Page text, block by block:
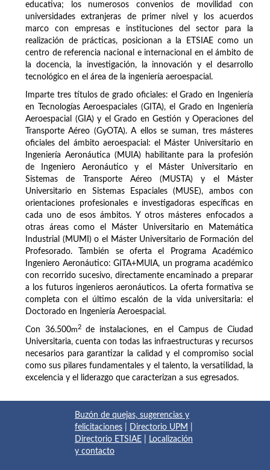
educativa; los numerosos convenios de movilidad con
universidades extranjeras de primer nivel y los acuerdos
marco con empresas e instituciones del sector para la
realización de prácticas, posicionan a la ETSIAE como un
centro de referencia nacional e internacional en el ámbito de
la docencia, la investigación, la innovación y el desarrollo
tecnológico en el área de la ingeniería aeroespacial.
Imparte tres títulos de grado oficiales: el Grado en Ingeniería
en Tecnologías Aeroespaciales (GITA), el Grado en Ingeniería
Aeroespacial (GIA) y el Grado en Gestión y Operaciones del
Transporte Aéreo (GyOTA). A ellos se suman, tres másteres
oficiales del ámbito aeroespacial: el Máster Universitario en
Ingeniería Aeronáutica (MUIA) habilitante para la profesión
de Ingeniero Aeronáutico y el Máster Universitario en
Sistemas de Transporte Aéreo (MUSTA) y el Máster
Universitario en Sistemas Espaciales (MUSE), ambos con
orientaciones profesionales e investigadoras específicas en
cada uno de esos ámbitos. Y otros másteres enfocados a
otras áreas como el Máster Universitario en Matemática
Industrial (MUMI) o el Máster Universitario de Formación del
Profesorado. También se oferta el Programa Académico
Ingeniero Aeronáutico: GITA+MUIA, un programa académico
con recorrido sucesivo, directamente encaminado a preparar
a los futuros ingenieros aeronáuticos. La oferta formativa se
completa con el último escalón de la vida universitaria: el
Doctorado en Ingeniería Aeroespacial.
Con 36.500m2
de instalaciones, en el Campus de Ciudad
Universitaria, cuenta con todas las infraestructuras y recursos
necesarios para garantizar la calidad y el compromiso social
como sus pilares fundamentales y el talento, la versatilidad, la
excelencia y el liderazgo que caracterizan a sus egresados.
Buzón de quejas, sugerencias y
felicitaciones
Directorio UPM
Directorio ETSIAE
Localización
y contacto